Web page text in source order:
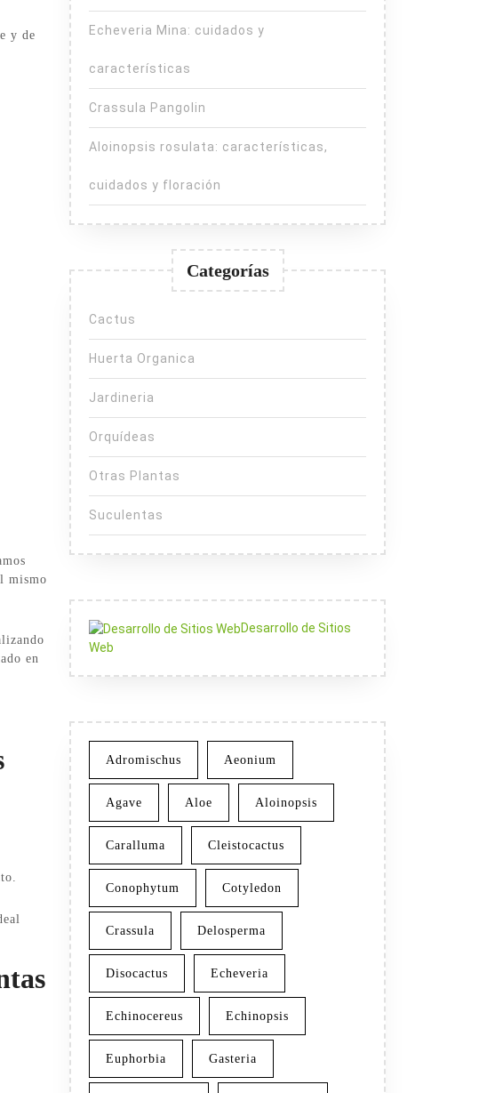
y de
mismo
en
Echeveria Mina: cuidados y
características
Crassula Pangolin
Aloinopsis rosulata: características,
cuidados y floración
Categorías
Cactus
Huerta Organica
Jardineria
Orquídeas
Otras Plantas
Suculentas
Desarrollo de Sitios
Web
Adromischus Aeonium
Agave Aloe Aloinopsis
Caralluma Cleistocactus
Conophytum Cotyledon
Crassula Delosperma
Disocactus Echeveria
Echinocereus Echinopsis
Euphorbia Gasteria